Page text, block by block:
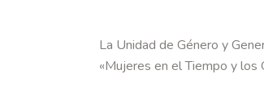
La Unidad de Género y
«Mujeres en el Tiempo y los